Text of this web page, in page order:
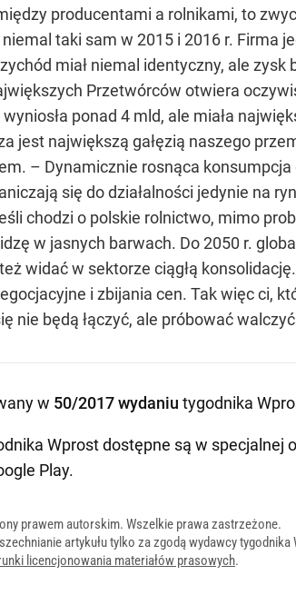
producentami a rolnikami, to
taki sam w 2015 i 2016 r. Firma
miał niemal identyczny, ale zysk
Przetwórców otwiera
ponad 4 mld, ale miała
jest największą gałęzią naszego
– Dynamicznie rosnąca
się do działalności jedynie na
chodzi o polskie rolnictwo, mimo
w jasnych barwach. Do 2050 r.
widać w sektorze ciągłą
i zbijania cen. Tak więc ci,
nie będą łączyć, ale próbować
w 50/2017 wydaniu tygodnika
Wprost dostępne są w specjalnej
Play.
prawem autorskim. Wszelkie prawa zastrzeżone.
artykułu tylko za zgodą wydawcy tygodnika
licencjonowania materiałów prasowych.